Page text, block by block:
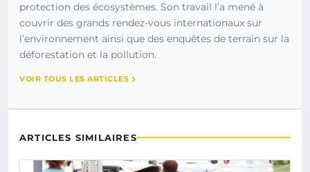
protection des écosystèmes. Son travail l’a mené à
couvrir des grands rendez-vous internationaux sur
l’environnement ainsi que des enquêtes de terrain sur la
déforestation et la pollution.
VOIR TOUS LES ARTICLES
ARTICLES SIMILAIRES